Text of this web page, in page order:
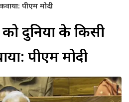
पीएम मोदी
दुनिया के किसी
पीएम मोदी